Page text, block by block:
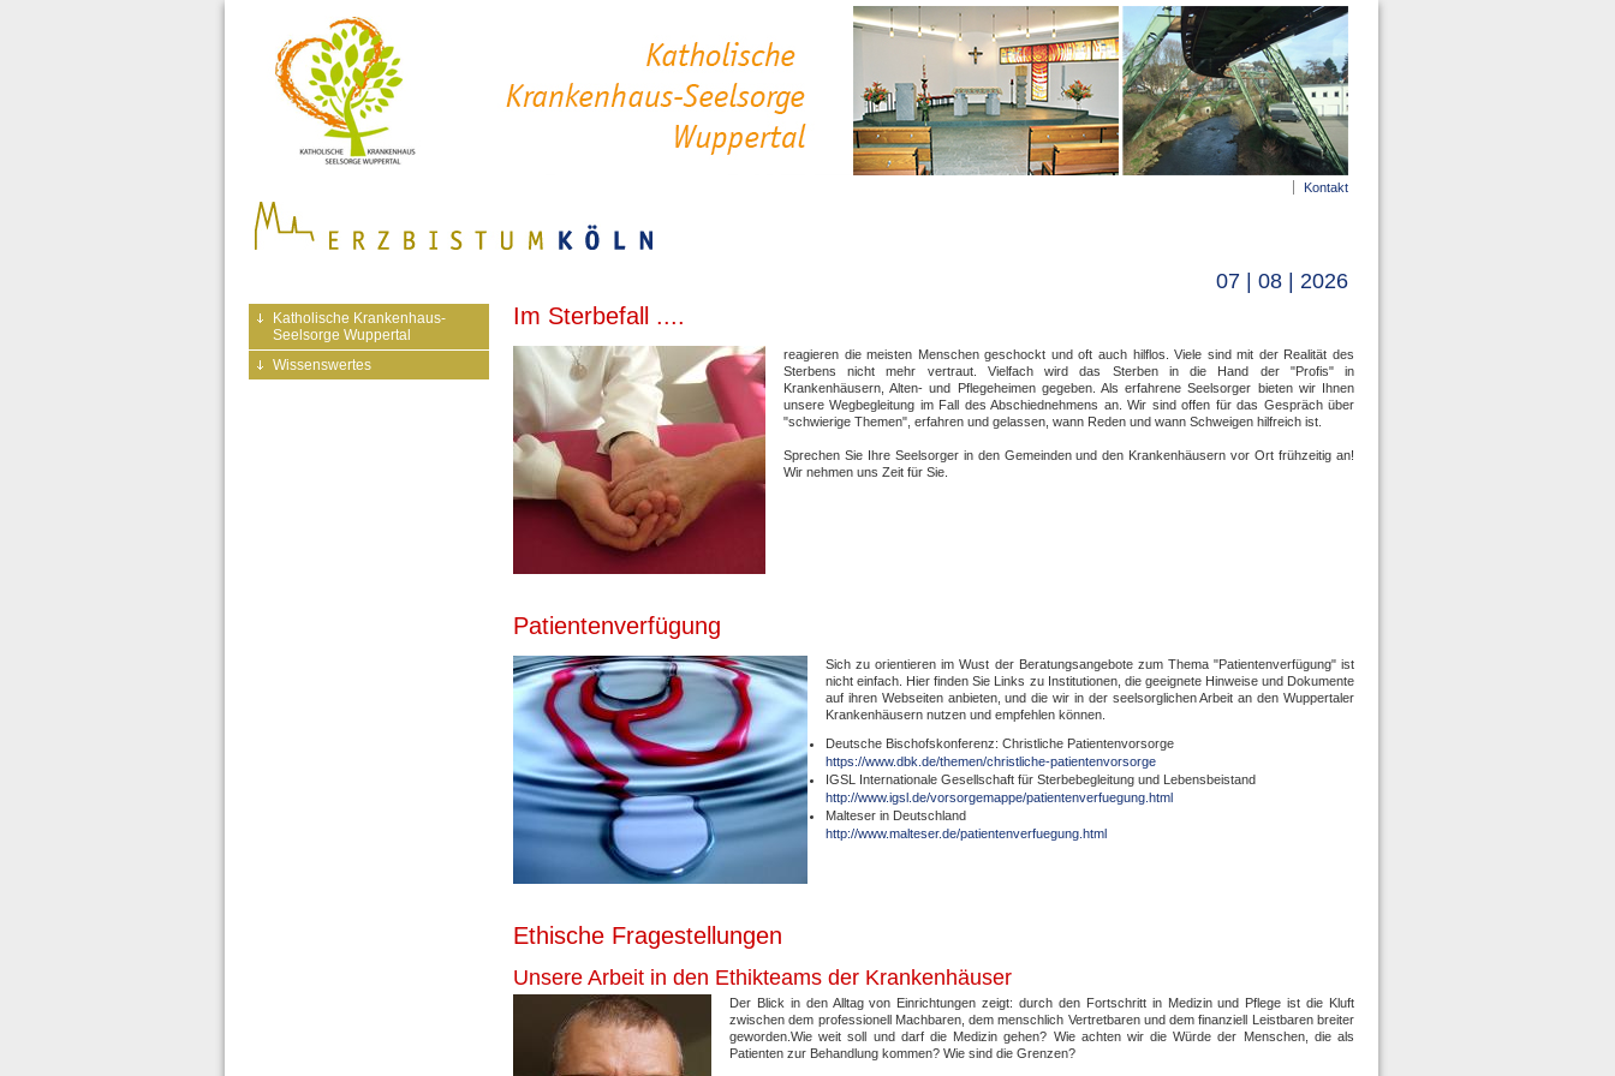
Kontakt
07 | 08 | 2026
Katholische Krankenhaus-
Seelsorge Wuppertal
Wissenswertes
Im Sterbefall ....
reagieren die meisten Menschen geschockt und oft auch hilflos. Viele sind mit der Realität des
Sterbens nicht mehr vertraut. Vielfach wird das Sterben in die Hand der "Profis" in
Krankenhäusern, Alten- und Pflegeheimen gegeben. Als erfahrene Seelsorger bieten wir Ihnen
unsere Wegbegleitung im Fall des Abschiednehmens an. Wir sind offen für das Gespräch über
"schwierige Themen", erfahren und gelassen, wann Reden und wann Schweigen hilfreich ist.
Sprechen Sie Ihre Seelsorger in den Gemeinden und den Krankenhäusern vor Ort frühzeitig an!
Wir nehmen uns Zeit für Sie.
Patientenverfügung
Sich zu orientieren im Wust der Beratungsangebote zum Thema "Patientenverfügung" ist
nicht einfach. Hier finden Sie Links zu Institutionen, die geeignete Hinweise und Dokumente
auf ihren Webseiten anbieten, und die wir in der seelsorglichen Arbeit an den Wuppertaler
Krankenhäusern nutzen und empfehlen können.
Deutsche Bischofskonferenz: Christliche Patientenvorsorge
https://www.dbk.de/themen/christliche-patientenvorsorge
IGSL Internationale Gesellschaft für Sterbebegleitung und Lebensbeistand
http://www.igsl.de/vorsorgemappe/patientenverfuegung.html
Malteser in Deutschland
http://www.malteser.de/patientenverfuegung.html
Ethische Fragestellungen
Unsere Arbeit in den Ethikteams der Krankenhäuser
Der Blick in den Alltag von Einrichtungen zeigt: durch den Fortschritt in Medizin und Pflege ist die Kluft
zwischen dem professionell Machbaren, dem menschlich Vertretbaren und dem finanziell Leistbaren breiter
geworden.Wie weit soll und darf die Medizin gehen? Wie achten wir die Würde der Menschen, die als
Patienten zur Behandlung kommen? Wie sind die Grenzen?